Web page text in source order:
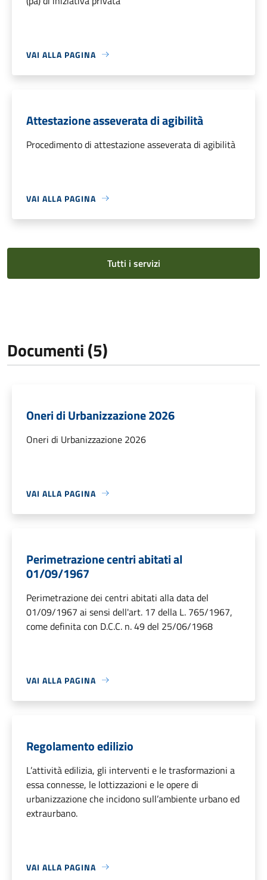
VAI ALLA PAGINA
Attestazione asseverata di agibilità
Procedimento di attestazione asseverata di agibilità
VAI ALLA PAGINA
Tutti i servizi
Documenti (5)
Oneri di Urbanizzazione 2026
Oneri di Urbanizzazione 2026
VAI ALLA PAGINA
Perimetrazione centri abitati al
01/09/1967
Perimetrazione dei centri abitati alla data del
01/09/1967 ai sensi dell'art. 17 della L. 765/1967,
come definita con D.C.C. n. 49 del 25/06/1968
VAI ALLA PAGINA
Regolamento edilizio
L’attività edilizia, gli interventi e le trasformazioni a
essa connesse, le lottizzazioni e le opere di
urbanizzazione che incidono sull’ambiente urbano ed
extraurbano.
VAI ALLA PAGINA